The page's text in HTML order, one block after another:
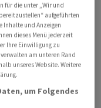
in der Sach-
auch bei der
klar unter
deutlich zum
Zum absehbaren
Interesse der
für die unter „Wir und
aufgeführten
Inhalte und Anzeigen
dieses Menü jederzeit
Ihre Einwilligung zu
am unteren Rand
unseres Website. Weitere
um Folgendes